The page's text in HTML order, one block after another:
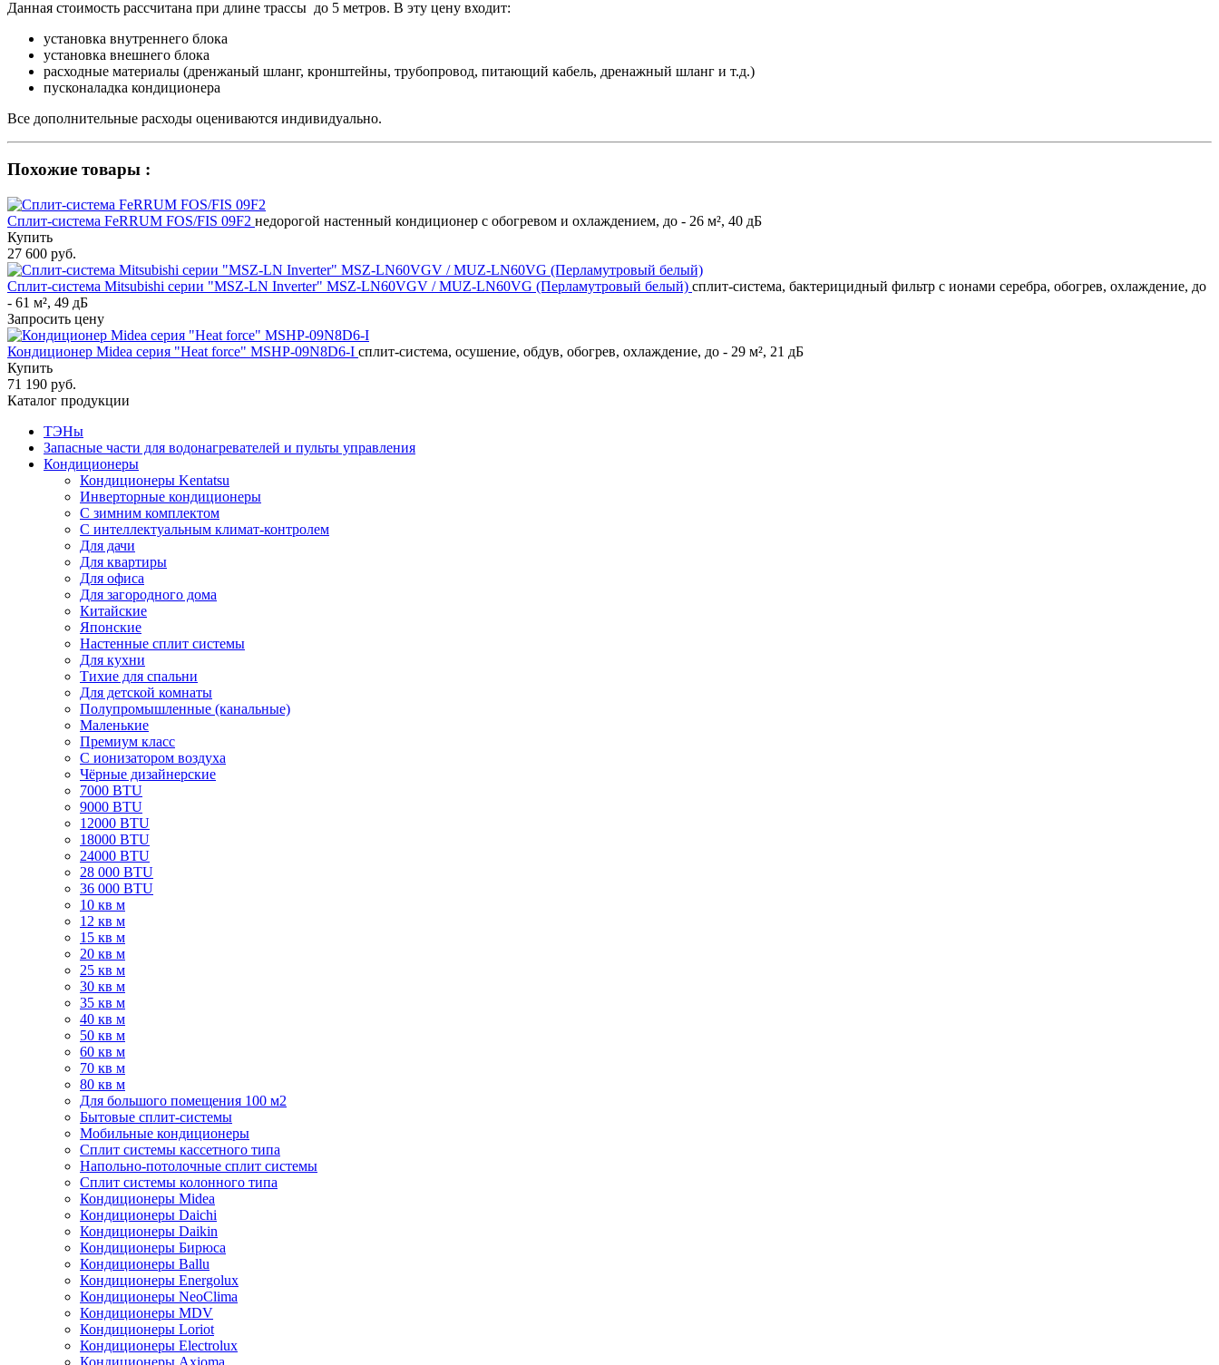
Данная стоимость рассчитана при длине трассы до 5 метров. В эту цену входит:
установка внутреннего блока
установка внешнего блока
расходные материалы (дренжаный шланг, кронштейны, трубопровод, питающий кабель, дренажный шланг и т.д.)
пусконаладка кондиционера
Все дополнительные расходы оцениваются индивидуально.
Похожие товары :
Сплит-система FeRRUM FOS/FIS 09F2 недорогой настенный кондиционер с обогревом и охлаждением, до - 26 м², 40 дБ
Купить
27 600 руб.
Сплит-система Mitsubishi серии "MSZ-LN Inverter" MSZ-LN60VGV / MUZ-LN60VG (Перламутровый белый) сплит-система, бактерицидный фильтр с ионами серебра, обогрев, охлаждение, до
- 61 м², 49 дБ
Запросить цену
Кондиционер Midea серия "Heat force" MSHP-09N8D6-I сплит-система, осушение, обдув, обогрев, охлаждение, до - 29 м², 21 дБ
Купить
71 190 руб.
Каталог продукции
ТЭНы
Запасные части для водонагревателей и пульты управления
Кондиционеры
Кондиционеры Kentatsu
Инверторные кондиционеры
С зимним комплектом
С интеллектуальным климат-контролем
Для дачи
Для квартиры
Для офиса
Для загородного дома
Китайские
Японские
Настенные сплит системы
Для кухни
Тихие для спальни
Для детской комнаты
Полупромышленные (канальные)
Маленькие
Премиум класс
C ионизатором воздуха
Чёрные дизайнерские
7000 BTU
9000 BTU
12000 BTU
18000 BTU
24000 BTU
28 000 BTU
36 000 BTU
10 кв м
12 кв м
15 кв м
20 кв м
25 кв м
30 кв м
35 кв м
40 кв м
50 кв м
60 кв м
70 кв м
80 кв м
Для большого помещения 100 м2
Бытовые сплит-системы
Мобильные кондиционеры
Сплит системы кассетного типа
Напольно-потолочные сплит системы
Сплит системы колонного типа
Кондиционеры Midea
Кондиционеры Daichi
Кондиционеры Daikin
Кондиционеры Бирюса
Кондиционеры Ballu
Кондиционеры Energolux
Кондиционеры NeoClima
Кондиционеры MDV
Кондиционеры Loriot
Кондиционеры Electrolux
Кондиционеры Axioma